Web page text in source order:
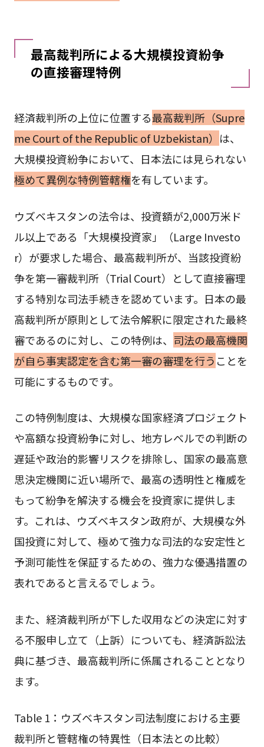
最高裁判所による大規模投資紛争
の直接審理特例
経済裁判所の上位に位置する最高裁判所（Supre
me Court of the Republic of Uzbekistan） は、
大規模投資紛争において、日本法には見られない
極めて異例な特例管轄権を有しています。
ウズベキスタンの法令は、投資額が2,000万米ド
ル以上である「大規模投資家」（Large Investo
r）が要求した場合、最高裁判所が、当該投資紛
争を第一審裁判所（Trial Court）として直接審理
する特別な司法手続きを認めています。日本の最
高裁判所が原則として法令解釈に限定された最終
審であるのに対し、この特例は、 司法の最高機関
が自ら事実認定を含む第一審の審理を行う ことを
可能にするものです。
この特例制度は、大規模な国家経済プロジェクト
や高額な投資紛争に対し、地方レベルでの判断の
遅延や政治的影響リスクを排除し、国家の最高意
思決定機関に近い場所で、最高の透明性と権威を
もって紛争を解決する機会を投資家に提供しま
す。これは、ウズベキスタン政府が、大規模な外
国投資に対して、極めて強力な司法的な安定性と
予測可能性を保証するための、強力な優遇措置の
表れであると言えるでしょう。
また、経済裁判所が下した収用などの決定に対す
る不服申し立て（上訴）についても、経済訴訟法
典に基づき、最高裁判所に係属されることとなり
ます。
Table 1：ウズベキスタン司法制度における主要
裁判所と管轄権の特異性（日本法との比較）